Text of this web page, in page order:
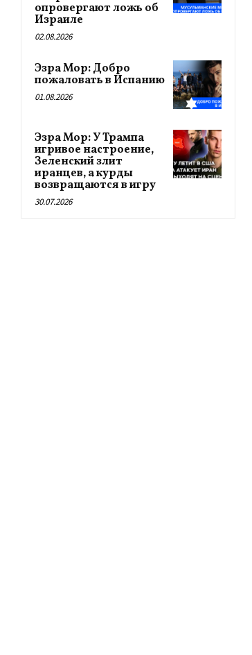
опровергают ложь об
Израиле
02.08.2026
Эзра Мор: Добро
пожаловать в Испанию
01.08.2026
Эзра Мор: У Трампа
игривое настроение,
Зеленский злит
иранцев, а курды
возвращаются в игру
30.07.2026